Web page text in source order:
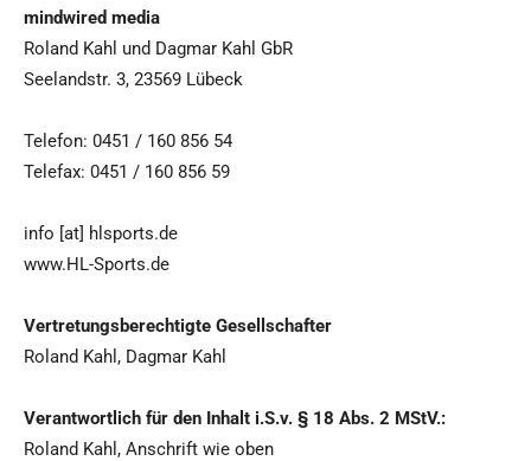
mindwired media
Roland Kahl und Dagmar Kahl GbR
Seelandstr. 3, 23569 Lübeck
Telefon: 0451 / 160 856 54
Telefax: 0451 / 160 856 59
info [at] hlsports.de
www.HL-Sports.de
Vertretungsberechtigte Gesellschafter
Roland Kahl, Dagmar Kahl
Verantwortlich für den Inhalt i.S.v. § 18 Abs. 2 MStV.:
Roland Kahl, Anschrift wie oben